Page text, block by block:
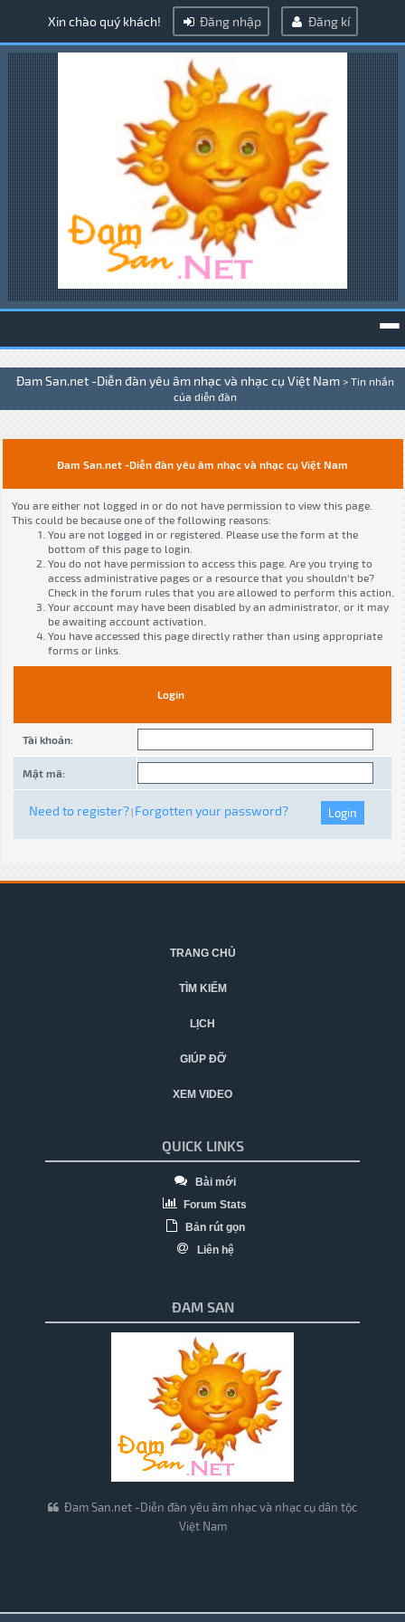
Xin chào quý khách! Đăng nhập Đăng kí
Đam San.net -Diễn đàn yêu âm nhạc và nhạc cụ Việt Nam > Tin nhắn
của diễn đàn
Đam San.net -Diễn đàn yêu âm nhạc và nhạc cụ Việt Nam
You are either not logged in or do not have permission to view this page.
This could be because one of the following reasons:
You are not logged in or registered. Please use the form at the
bottom of this page to login.
You do not have permission to access this page. Are you trying to
access administrative pages or a resource that you shouldn't be?
Check in the forum rules that you are allowed to perform this action.
Your account may have been disabled by an administrator, or it may
be awaiting account activation.
You have accessed this page directly rather than using appropriate
forms or links.
Login
Tài khoản:
Mật mã:
Need to register? Forgotten your password?
TRANG CHỦ
TÌM KIẾM
LỊCH
GIÚP ĐỠ
XEM VIDEO
QUICK LINKS
Bài mới
Forum Stats
Bản rút gọn
Liên hệ
ĐAM SAN
Đam San.net -Diễn đàn yêu âm nhạc và nhạc cụ dân tộc
Việt Nam